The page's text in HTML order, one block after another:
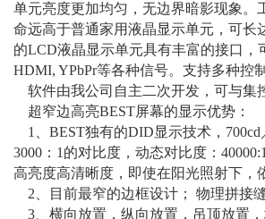
单元亮度更加均匀，无边界暗影现象。
命远高于普通家用液晶显示单元，可长
的LCD液晶显示单元具有丰富的接口，
HDMI, YPbPr等各种信号。支持多种控
软件由我公司自主二次开发，可与集
超窄边高亮BEST屏幕的显示优势：
1、BEST独有的DID显示技术，700cd
3000：1的对比度，动态对比度：
高亮度高清晰度，即使在阳光照射下，
2、目前最窄的边框设计； 物理拼接缝
3、横向放置，纵向放置，吊顶放置